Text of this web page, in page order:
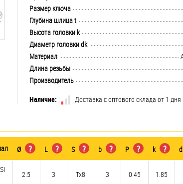
Размер ключа
Глубина шлица t
Высота головки k
Диаметр головки dk
Материал
Длина резьбы
Производитель
Наличие:
Доставка с оптового склада от 1 дня
Ø ? L ? S ? b ? P ? k ?
2.5 3 Tx8 3 0.45 1.85